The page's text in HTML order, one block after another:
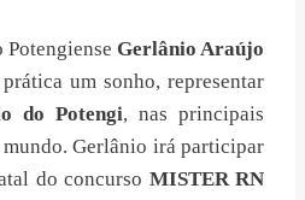
Potengiense Gerlânio Araújo
um sonho, representar
do Potengi, nas principais
mundo. Gerlânio irá participar
do concurso MISTER RN